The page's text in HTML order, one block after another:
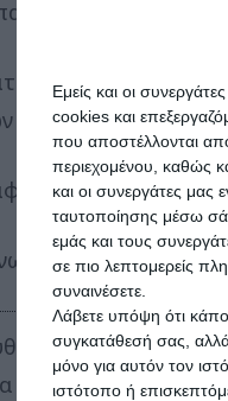
Εμείς και οι
cookies και
που αποστέλλονται από
περιεχομένου, καθώς
και οι συνεργάτες μας
ταυτοποίησης μέσω
εμάς και τους
σε πιο λεπτομερείς
συναινέσετε.
Λάβετε υπόψη ότι
συγκατάθεσή σας, αλλά
μόνο για αυτόν τον
ιστότοπο ή
και
διπλώματος
και άνω.
στο :
: 6986793611
το DELTA
συμβαίνουν στη